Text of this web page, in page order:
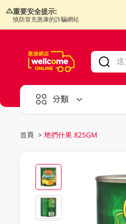
重要安全提示:
慎防冒充惠康的詐騙網站
分類
首頁 > 地捫什果 825GM